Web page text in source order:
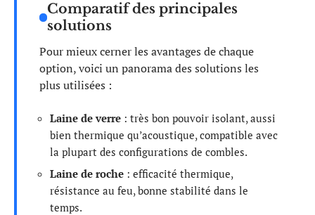
Comparatif des principales
solutions
Pour mieux cerner les avantages de chaque
option, voici un panorama des solutions les
plus utilisées :
Laine de verre : très bon pouvoir isolant, aussi
bien thermique qu’acoustique, compatible avec
la plupart des configurations de combles.
Laine de roche : efficacité thermique,
résistance au feu, bonne stabilité dans le
temps.